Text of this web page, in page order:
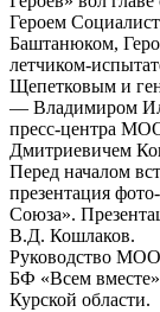
Героем
Баштанюком,
летчиком-
Щепетковым и
— Владимиром
пресс-центра
Дмитриевичем
Перед началом
презентация
Союза».
В.Д. Кошлаков.
Руководство МОО
БФ «Всем вместе»
Курской области.